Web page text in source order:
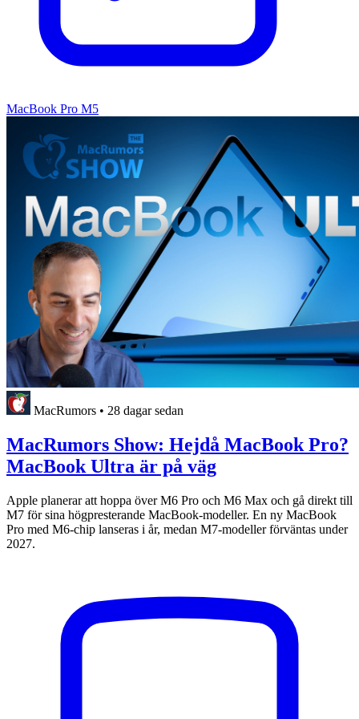
MacBook Pro M5
MacRumors • 28 dagar sedan
MacRumors Show: Hejdå MacBook Pro?
MacBook Ultra är på väg
Apple planerar att hoppa över M6 Pro och M6 Max och gå direkt till
M7 för sina högpresterande MacBook-modeller. En ny MacBook
Pro med M6-chip lanseras i år, medan M7-modeller förväntas under
2027.